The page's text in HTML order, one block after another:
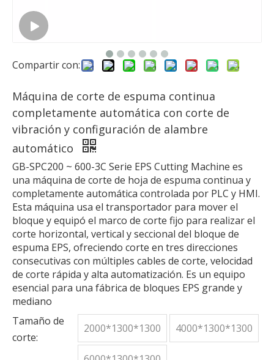
Compartir con:
Máquina de corte de espuma continua
completamente automática con corte de
vibración y configuración de alambre
automático
GB-SPC200 ~ 600-3C Serie EPS Cutting Machine es
una máquina de corte de hoja de espuma continua y
completamente automática controlada por PLC y HMI.
Esta máquina usa el transportador para mover el
bloque y equipó el marco de corte fijo para realizar el
corte horizontal, vertical y seccional del bloque de
espuma EPS, ofreciendo corte en tres direcciones
consecutivas con múltiples cables de corte, velocidad
de corte rápida y alta automatización. Es un equipo
esencial para una fábrica de bloques EPS grande y
mediano
Tamaño de
corte:
2000*1300*1300 4000*1300*1300